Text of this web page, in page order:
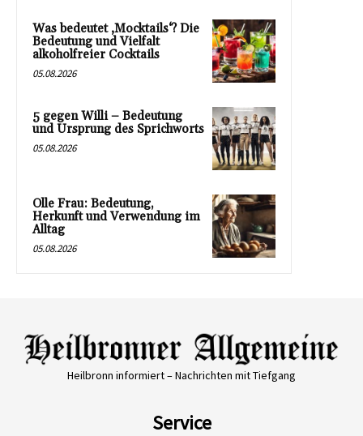
Was bedeutet ‚Mocktails‘? Die
Bedeutung und Vielfalt
alkoholfreier Cocktails
05.08.2026
5 gegen Willi – Bedeutung
und Ursprung des Sprichworts
05.08.2026
Olle Frau: Bedeutung,
Herkunft und Verwendung im
Alltag
05.08.2026
Heilbronn informiert – Nachrichten mit Tiefgang
Service